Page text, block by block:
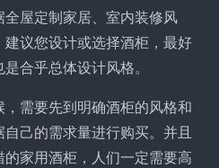
屋定制家居、室内装修风
议您设计或选择酒柜，最好
合乎总体设计风格。
需要先到明确酒柜的风格和
己的需求量进行购买。并且
家用酒柜，人们一定需要高